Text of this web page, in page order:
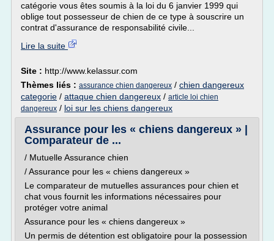
catégorie vous êtes soumis à la loi du 6 janvier 1999 qui
oblige tout possesseur de chien de ce type à souscrire un
contrat d'assurance de responsabilité civile...
Lire la suite
Site : http://www.kelassur.com
Thèmes liés : assurance chien dangereux / chien dangereux
categorie / attaque chien dangereux / article loi chien
dangereux / loi sur les chiens dangereux
Assurance pour les « chiens dangereux » |
Comparateur de ...
/ Mutuelle Assurance chien
/ Assurance pour les « chiens dangereux »
Le comparateur de mutuelles assurances pour chien et
chat vous fournit les informations nécessaires pour
protéger votre animal
Assurance pour les « chiens dangereux »
Un permis de détention est obligatoire pour la possession